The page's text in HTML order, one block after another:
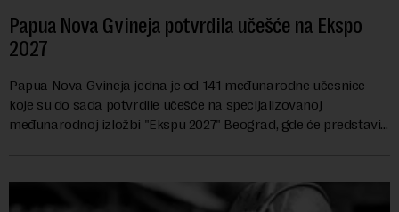
Papua Nova Gvineja potvrdila učešće na Ekspo
2027
Papua Nova Gvineja jedna je od 141 međunarodne učesnice
koje su do sada potvrdile učešće na specijalizovanoj
međunarodnoj izložbi "Ekspu 2027" Beograd, gde će predstaviti